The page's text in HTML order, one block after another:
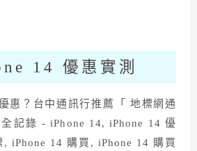
14 優惠實測